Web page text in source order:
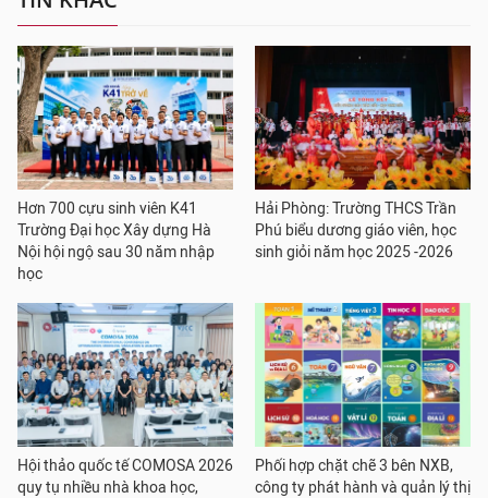
Hơn 700 cựu sinh viên K41
Trường Đại học Xây dựng Hà
Nội hội ngộ sau 30 năm nhập
học
Hải Phòng: Trường THCS Trần
Phú biểu dương giáo viên, học
sinh giỏi năm học 2025 -2026
Hội thảo quốc tế COMOSA 2026
quy tụ nhiều nhà khoa học,
Phối hợp chặt chẽ 3 bên NXB,
công ty phát hành và quản lý thị